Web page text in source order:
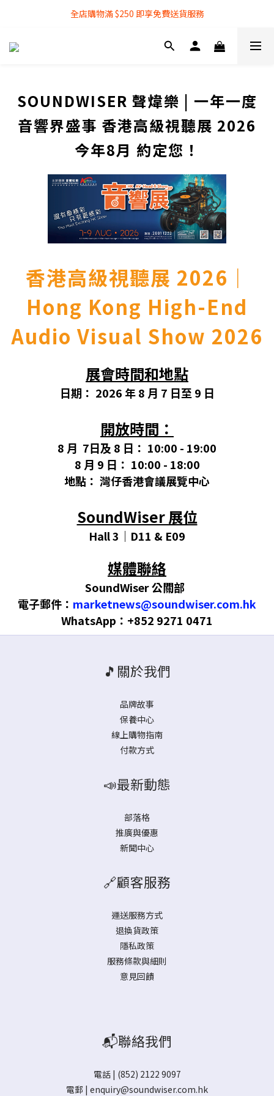
全店購物滿 $250 即享免費送貨服務
全店購物滿 $250 即享免費送貨服務
『銀行轉帳』付款方式 可享額外 3% 折扣回贈
SOUNDWISER 聲煒樂 | 一年一度
音響界盛事 香港高級視聽展 2026
今年8月 約定您！
香港高級視聽展 2026｜
Hong Kong High-End
Audio Visual Show 2026
展會時間和地點
日期： 2026 年 8 月 7 日至 9 日
開放時間：
8 月 7日及 8 日： 10:00 - 19:00
8 月 9 日： 10:00 - 18:00
地點： 灣仔香港會議展覽中心
SoundWiser 展位
Hall 3｜D11 & E09
媒體聯絡
SoundWiser 公關部
電子郵件： marketnews@soundwiser.com.hk
WhatsApp：+852 9271 0471
🎵關於我們
品牌故事
保養中心
線上購物指南
付款方式
📣最新動態
部落格
推廣與優惠
新聞中心
🔗顧客服務
運送服務方式
退換貨政策
隱私政策
服務條款與細則
意見回饋
📬聯絡我們
電話 | (852) 2122 9097
電郵 | enquiry@soundwiser.com.hk